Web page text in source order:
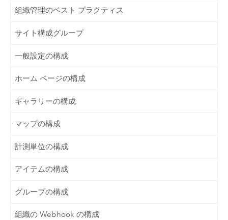
組織管理のベスト プラクティス
サイト構成グループ
一般設定の構成
ホーム ページの構成
ギャラリーの構成
マップの構成
計測単位の構成
アイテムの構成
グループの構成
組織の Webhook の構成